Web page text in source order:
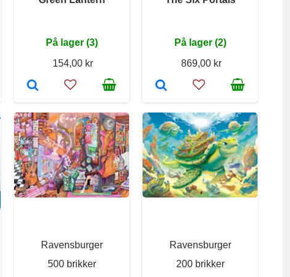
På lager (3)
154,00 kr
På lager (2)
869,00 kr
Ravensburger
500 brikker
Ravensburger
200 brikker